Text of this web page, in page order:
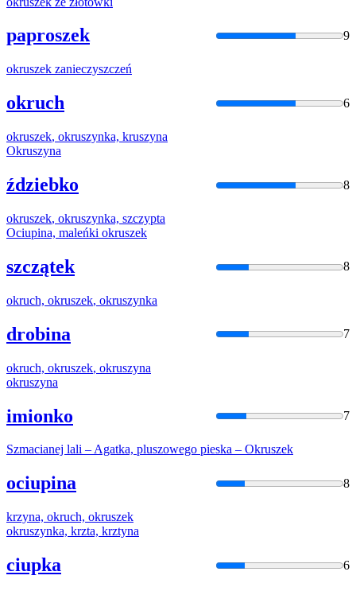
paproszek 9
okruszek zanieczyszczeń
okruch 6
okruszek, okruszynka, kruszyna
Okruszyna
ździebko 8
okruszek, okruszynka, szczypta
Ociupina, maleńki okruszek
szczątek 8
okruch, okruszek, okruszynka
drobina 7
okruch, okruszek, okruszyna
okruszyna
imionko 7
Szmacianej lali – Agatka, pluszowego pieska – Okruszek
ociupina 8
krzyna, okruch, okruszek
okruszynka, krzta, krztyna
ciupka 6